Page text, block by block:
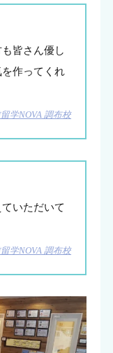
皆さん優し
を作ってくれ
学NOVA 調布校
いただいて
学NOVA 調布校